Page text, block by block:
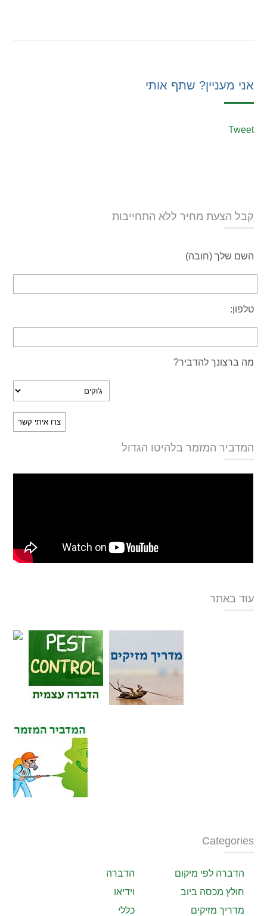
אני מעניין? שתף אותי
Tweet
קבל הצעת מחיר ללא התחייבות
השם שלך (חובה)
טלפון:
מה ברצונך להדביר?
המדביר המזמר בלהיטו הגדול
עוד באתר
Categories
הדברה
הדברה לפי מיקום
וידיאו
חולץ מכסה ביוב
כללי
מדריך מזיקים